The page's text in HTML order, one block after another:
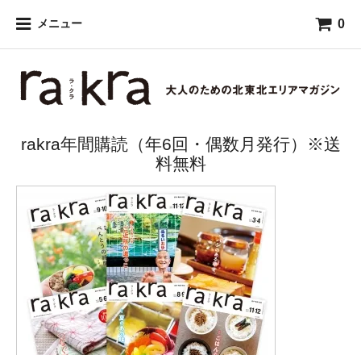
メニュー 0
rakra年間購読（年6回・偶数月発行）※送
料無料